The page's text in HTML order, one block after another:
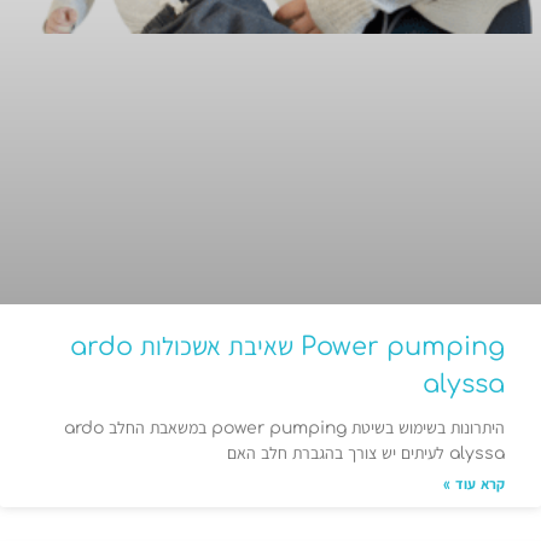
Power pumping שאיבת אשכולות ardo
alyssa
היתרונות בשימוש בשיטת power pumping במשאבת החלב ardo
alyssa לעיתים יש צורך בהגברת חלב האם
קרא עוד »